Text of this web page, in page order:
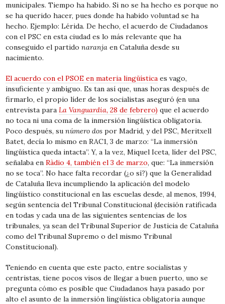
municipales. Tiempo ha habido. Si no se ha hecho es porque no
se ha querido hacer, pues donde ha habido voluntad se ha
hecho. Ejemplo: Lérida. De hecho, el acuerdo de Ciudadanos
con el PSC en esta ciudad es lo más relevante que ha
conseguido el partidonaranja en Cataluña desde su
nacimiento.
El acuerdo con el PSOE en materia lingüística es vago,
insuficiente y ambiguo. Es tan así que, unas horas después de
firmarlo, el propio líder de los socialistas aseguró (en una
entrevista paraLa Vanguardia, 28 de febrero) que el acuerdo
no toca ni una coma de la inmersión lingüística obligatoria.
Poco después, sunúmero dos por Madrid, y del PSC, Meritxell
Batet, decía lo mismo enRAC1, 3 de marzo: “La inmersión
lingüística queda intacta”. Y, a la vez, Miquel Iceta, líder del PSC,
señalaba enRàdio 4, también el 3 de marzo, que: “La inmersión
no se toca”. No hace falta recordar (¿o sí?) que la Generalidad
de Cataluña lleva incumpliendo la aplicación del modelo
lingüístico constitucional en las escuelas desde, al menos, 1994,
según sentencia del Tribunal Constitucional (decisión ratificada
en todas y cada una de las siguientes sentencias de los
tribunales, ya sean del Tribunal Superior de Justicia de Cataluña
como del Tribunal Supremo o del mismo Tribunal
Constitucional).
Teniendo en cuenta que este pacto, entre socialistas y
centristas, tiene pocos visos de llegar a buen puerto, uno se
pregunta cómo es posible que Ciudadanos haya pasado por
alto el asunto de la inmersión lingüística obligatoria aunque